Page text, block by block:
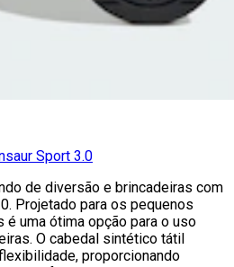
Sport 3.0
de diversão e brincadeiras com
Projetado para os pequenos
uma ótima opção para o uso
O cabedal sintético tátil
proporcionando